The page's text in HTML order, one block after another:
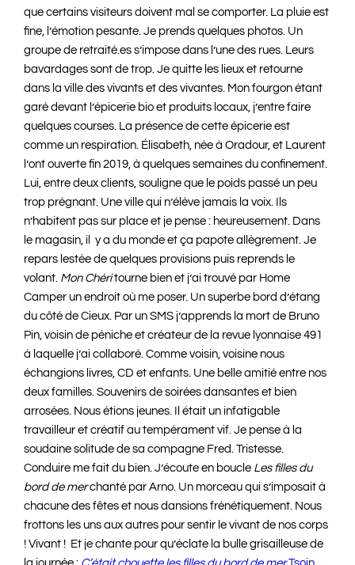
que certains visiteurs doivent mal se comporter. La pluie est
fine, l’émotion pesante. Je prends quelques photos. Un
groupe de retraité.es s’impose dans l’une des rues. Leurs
bavardages sont de trop. Je quitte les lieux et retourne
dans la ville des vivants et des vivantes. Mon fourgon étant
garé devant l’épicerie bio et produits locaux, j’entre faire
quelques courses. La présence de cette épicerie est
comme un respiration. Élisabeth, née à Oradour, et Laurent
l’ont ouverte fin 2019, à quelques semaines du confinement.
Lui, entre deux clients, souligne que le poids passé un peu
trop prégnant. Une ville qui n’élève jamais la voix. Ils
n’habitent pas sur place et je pense : heureusement. Dans
le magasin, il y a du monde et ça papote allègrement. Je
repars lestée de quelques provisions puis reprends le
volant. Mon Chéritourne bien et j’ai trouvé par Home
Camper un endroit où me poser. Un superbe bord d’étang
du côté de Cieux. Par un SMS j’apprends la mort de Bruno
Pin, voisin de péniche et créateur de la revue lyonnaise 491
à laquelle j’ai collaboré. Comme voisin, voisine nous
échangions livres, CD et enfants. Une belle amitié entre nos
deux familles. Souvenirs de soirées dansantes et bien
arrosées. Nous étions jeunes. Il était un infatigable
travailleur et créatif au tempérament vif. Je pense à la
soudaine solitude de sa compagne Fred. Tristesse.
Conduire me fait du bien. J’écoute en boucle Les filles du
bord de merchanté par Arno. Un morceau qui s’imposait à
chacune des fêtes et nous dansions frénétiquement. Nous
frottons les uns aux autres pour sentir le vivant de nos corps
! Vivant ! Et je chante pour qu’éclate la bulle grisailleuse de